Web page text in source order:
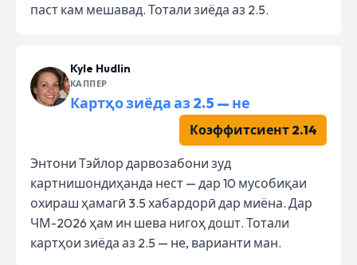
паст кам мешавад. Тотали зиёда аз 2.5.
Kyle Hudlin
КАППЕР
Картҳо зиёда аз 2.5 — не
Коэффитсиент 2.14
Энтони Тэйлор дарвозабони зуд
картнишондиҳанда нест — дар 10 мусобиқаи
охираш ҳамагӣ 3.5 хабардорӣ дар миёна. Дар
ЧМ-2026 ҳам ин шева нигоҳ дошт. Тотали
картҳои зиёда аз 2.5 — не, варианти ман.